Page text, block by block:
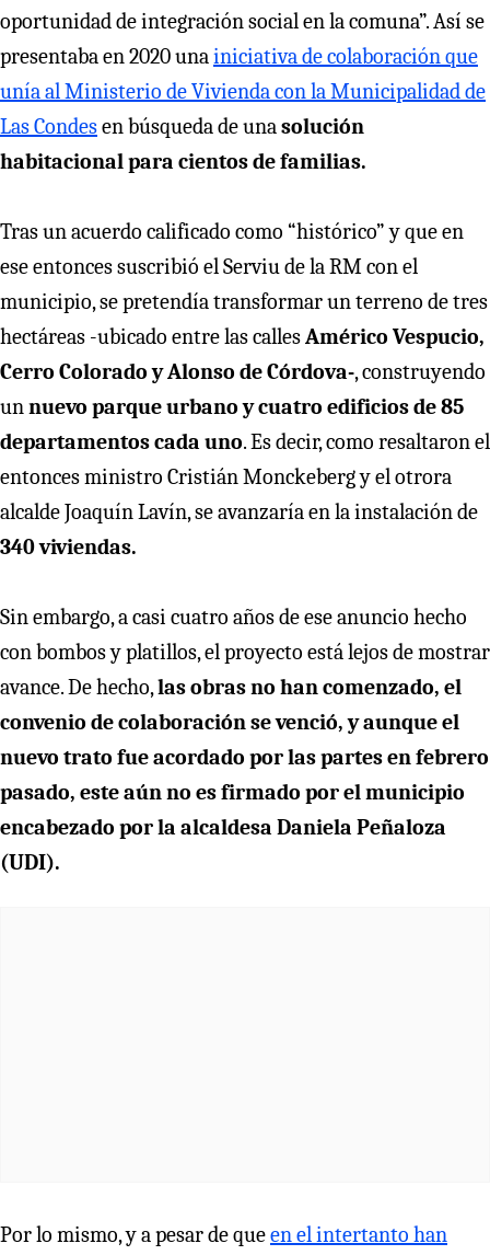
oportunidad de integración social en la comuna”. Así se
presentaba en 2020 unainiciativa de colaboración que
unía al Ministerio de Vivienda con la Municipalidad de
Las Condesen búsqueda de unasolución
habitacional para cientos de familias.
Tras un acuerdo calificado como “histórico” y que en
ese entonces suscribió el Serviu de la RM con el
municipio, se pretendía transformar un terreno de tres
hectáreas -ubicado entre las callesAmérico Vespucio,
Cerro Colorado y Alonso de Córdova-, construyendo
unnuevo parque urbano y cuatro edificios de 85
departamentos cada uno. Es decir, como resaltaron el
entonces ministro Cristián Monckeberg y el otrora
alcalde Joaquín Lavín, se avanzaría en la instalación de
340 viviendas.
Sin embargo, a casi cuatro años de ese anuncio hecho
con bombos y platillos, el proyecto está lejos de mostrar
avance. De hecho,las obras no han comenzado, el
convenio de colaboración se venció, y aunque el
nuevo trato fue acordado por las partes en febrero
pasado, este aún no es firmado por el municipio
encabezado por la alcaldesa Daniela Peñaloza
(UDI).
Por lo mismo, y a pesar de queen el intertanto han